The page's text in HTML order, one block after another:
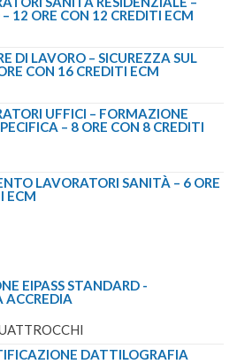
12 ORE CON 12 CREDITI ECM
DI LAVORO – SICUREZZA SUL
CON 16 CREDITI ECM
UFFICI – FORMAZIONE
– 8 ORE CON 8 CREDITI
LAVORATORI SANITÀ – 6 ORE
ECM
EIPASS STANDARD -
ACCREDIA
DATTILOGRAFIA